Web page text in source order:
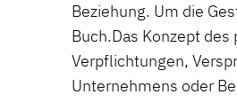
Beziehung. Um die
Buch.Das Konzept
Verpflichtungen,
Unternehmens oder